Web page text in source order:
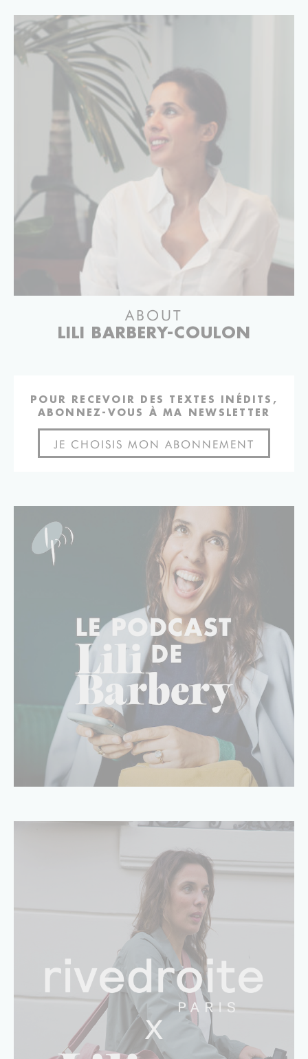
ABOUT
LILI BARBERY-COULON
POUR RECEVOIR DES TEXTES INÉDITS,
ABONNEZ-VOUS À MA NEWSLETTER
JE CHOISIS MON ABONNEMENT